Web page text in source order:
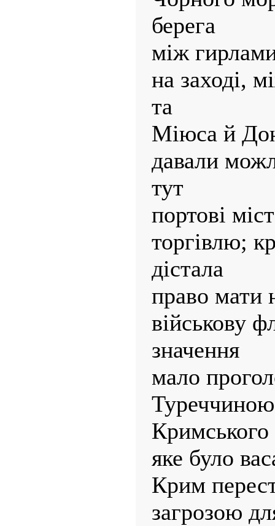
берега
між
на заході,
та
Міюса й
давали
тут
портові
торгівлю;
дістала
право мати
військову
значення
мало
Кримського
яке було
Крим
загрозою